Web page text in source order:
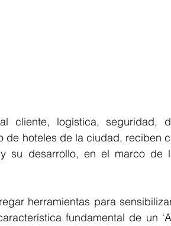
cliente, logística, seguridad,
de hoteles de la ciudad, reciben
su desarrollo, en el marco de
herramientas para
fundamental de un